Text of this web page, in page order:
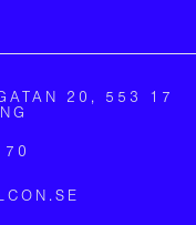
20, 553 17